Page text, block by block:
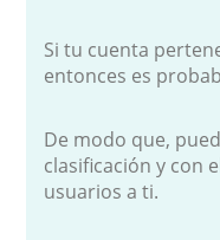
Si tu cuenta
entonces es
De modo que,
clasificación y con
usuarios a ti.